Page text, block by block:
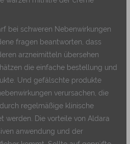
bei schweren Nebenwirkungen
fragen beantworten, dass
arzneimitteln übersehen
die einfache bestellung und
Und gefälschte produkte
verursachen, die
regelmäßige klinische
werden. Die vorteile von Aldara
anwendung und der